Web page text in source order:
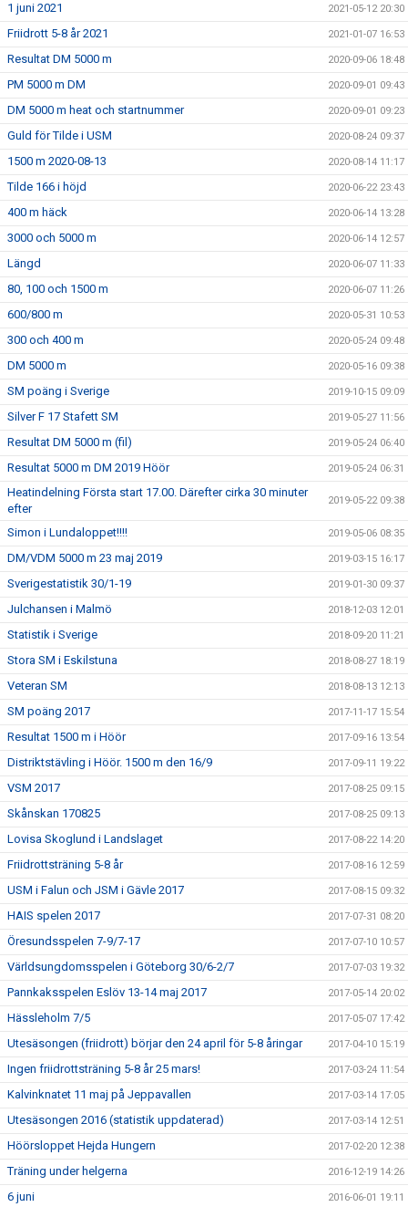
1 juni 2021 2021-05-12 20:30
Friidrott 5-8 år 2021 2021-01-07 16:53
Resultat DM 5000 m 2020-09-06 18:48
PM 5000 m DM 2020-09-01 09:43
DM 5000 m heat och startnummer 2020-09-01 09:23
Guld för Tilde i USM 2020-08-24 09:37
1500 m 2020-08-13 2020-08-14 11:17
Tilde 166 i höjd 2020-06-22 23:43
400 m häck 2020-06-14 13:28
3000 och 5000 m 2020-06-14 12:57
Längd 2020-06-07 11:33
80, 100 och 1500 m 2020-06-07 11:26
600/800 m 2020-05-31 10:53
300 och 400 m 2020-05-24 09:48
DM 5000 m 2020-05-16 09:38
SM poäng i Sverige 2019-10-15 09:09
Silver F 17 Stafett SM 2019-05-27 11:56
Resultat DM 5000 m (fil) 2019-05-24 06:40
Resultat 5000 m DM 2019 Höör 2019-05-24 06:31
Heatindelning Första start 17.00. Därefter cirka 30 minuter
efter
2019-05-22 09:38
Simon i Lundaloppet!!!! 2019-05-06 08:35
DM/VDM 5000 m 23 maj 2019 2019-03-15 16:17
Sverigestatistik 30/1-19 2019-01-30 09:37
Julchansen i Malmö 2018-12-03 12:01
Statistik i Sverige 2018-09-20 11:21
Stora SM i Eskilstuna 2018-08-27 18:19
Veteran SM 2018-08-13 12:13
SM poäng 2017 2017-11-17 15:54
Resultat 1500 m i Höör 2017-09-16 13:54
Distriktstävling i Höör. 1500 m den 16/9 2017-09-11 19:22
VSM 2017 2017-08-25 09:15
Skånskan 170825 2017-08-25 09:13
Lovisa Skoglund i Landslaget 2017-08-22 14:20
Friidrottsträning 5-8 år 2017-08-16 12:59
USM i Falun och JSM i Gävle 2017 2017-08-15 09:32
HAIS spelen 2017 2017-07-31 08:20
Öresundsspelen 7-9/7-17 2017-07-10 10:57
Världsungdomsspelen i Göteborg 30/6-2/7 2017-07-03 19:32
Pannkaksspelen Eslöv 13-14 maj 2017 2017-05-14 20:02
Hässleholm 7/5 2017-05-07 17:42
Utesäsongen (friidrott) börjar den 24 april för 5-8 åringar 2017-04-10 15:19
Ingen friidrottsträning 5-8 år 25 mars! 2017-03-24 11:54
Kalvinknatet 11 maj på Jeppavallen 2017-03-14 17:05
Utesäsongen 2016 (statistik uppdaterad) 2017-03-14 12:51
Höörsloppet Hejda Hungern 2017-02-20 12:38
Träning under helgerna 2016-12-19 14:26
6 juni 2016-06-01 19:11